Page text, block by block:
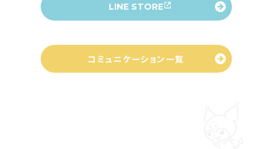
LINE STORE
コミュニケーション一覧